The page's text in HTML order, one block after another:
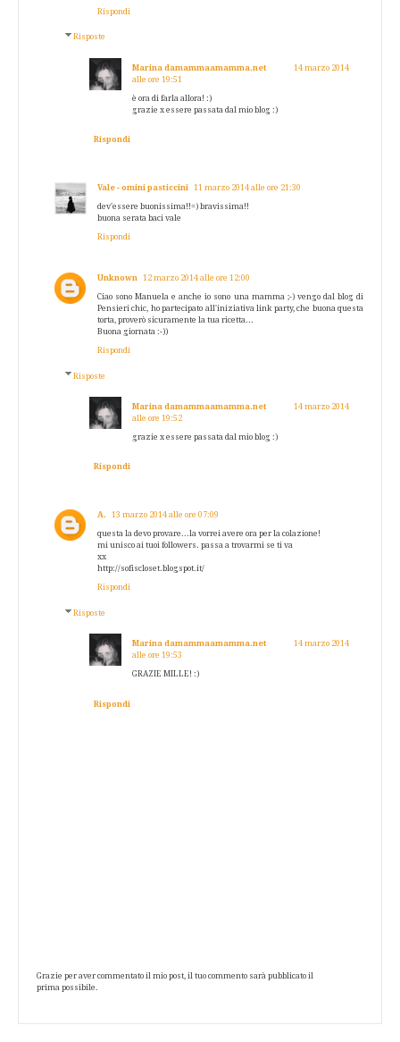
Rispondi
Risposte
Marina damammaamamma.net
14 marzo 2014
alle ore 19:51
è ora di farla allora! :)
grazie x essere passata dal mio blog :)
Rispondi
Vale - omini pasticcini 11 marzo 2014 alle ore 21:30
dev'essere buonissima!!=) bravissima!!
buona serata baci vale
Rispondi
Unknown 12 marzo 2014 alle ore 12:00
Ciao sono Manuela e anche io sono una mamma ;-) vengo dal blog di
Pensieri chic, ho partecipato all'iniziativa link party, che buona questa
torta, proverò sicuramente la tua ricetta...
Buona giornata :-))
Rispondi
Risposte
Marina damammaamamma.net
14 marzo 2014
alle ore 19:52
grazie x essere passata dal mio blog :)
Rispondi
A. 13 marzo 2014 alle ore 07:09
questa la devo provare...la vorrei avere ora per la colazione!
mi unisco ai tuoi followers. passa a trovarmi se ti va
xx
http://sofiscloset.blogspot.it/
Rispondi
Risposte
Marina damammaamamma.net
14 marzo 2014
alle ore 19:53
GRAZIE MILLE! :)
Rispondi
Grazie per aver commentato il mio post, il tuo commento sarà pubblicato il
prima possibile.